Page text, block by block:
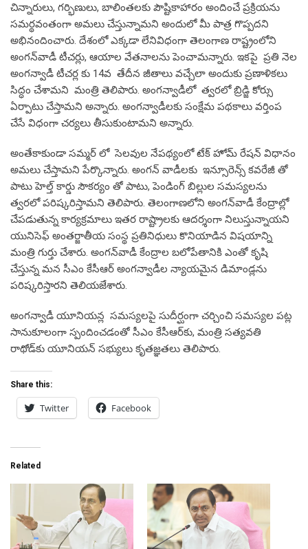
చిన్నారులు, గర్భిణులు, బాలింతలకు పౌష్టికాహారం అందించే ప్రక్రియను
సమర్థవంతంగా అమలు చేస్తున్నామని అందులో మీ పాత్ర గొప్పదని
అభినందించారు. దేశంలో ఎక్కడా లేనివిధంగా తెలంగాణ రాష్ట్రంలోని
అంగన్‌వాడీ టీచర్లు, ఆయాల వేతనాలను పెంచామన్నారు. ఇకపై ప్రతి నెల
అంగన్వాడీ టీచర్ల కు 14వ తేదీన జీతాలు వచ్చేలా అందుకు ప్రణాళికలు
సిద్ధం చేశామని మంత్రి తెలిపారు. అంగన్వాడీలో త్వరలో బ్రిడ్జి కోర్సు
ఏర్పాటు చేస్తామని అన్నారు. అంగన్వాడీలకు సంక్షేమ పథకాలు వర్తింప
చేసే విధంగా చర్యలు తీసుకుంటామని అన్నారు.
అంతేకాకుండా సమ్మర్ లో సెలవుల నేపథ్యంలో టేక్ హోమ్ రేషన్ విధానం
అమలు చేస్తామని పేర్కొన్నారు. అంగన్ వాడీలకు ఇన్సూరెన్స్ కవరేజీ తో
పాటు హెల్త్ కార్డు సౌకర్యం తో పాటు, పెండింగ్ బిల్లుల సమస్యలను
త్వరలో పరిష్కరిస్తామని తెలిపారు. తెలంగాణలోని అంగన్‌వాడీ కేంద్రాల్లో
చేపడుతున్న కార్యక్రమాలు ఇతర రాష్ట్రాలకు ఆదర్శంగా నిలుస్తున్నాయని
యునిసెఫ్‌ అంతర్జాతీయ సంస్థ ప్రతినిధులు కొనియాడిన విషయాన్ని
మంత్రి గుర్తు చేశారు. అంగన్‌వాడీ కేంద్రాల బలోపేతానికి ఎంతో కృషి
చేస్తున్న మన సీఎం కేసీఆర్ అంగన్వాడీల న్యాయమైన డిమాండ్లను
పరిష్కరిస్తారని తెలియజేశారు.
అంగన్వాడీ యూనియన్ల సమస్యలపై సుదీర్ఘంగా చర్చించి సమస్యల పట్ల
సానుకూలంగా స్పందించడంతో సీఎం కేసీఆర్‌కు, మంత్రి సత్యవతి
రాథోడ్‌కు యూనియన్ సభ్యులు కృతజ్ఞతలు తెలిపారు.
Share this:
Twitter Facebook
Related